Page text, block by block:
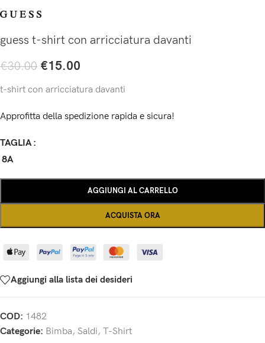
guess t-shirt con arricciatura davanti
€30.00 €15.00
t-shirt con arricciatura davanti
Approfitta della spedizione rapida e sicura!
TAGLIA
8A
AGGIUNGI AL CARRELLO
ACQUISTA ORA
Aggiungi alla lista dei desideri
COD: 1482
Categorie: Bimba, Saldi, T-Shirt